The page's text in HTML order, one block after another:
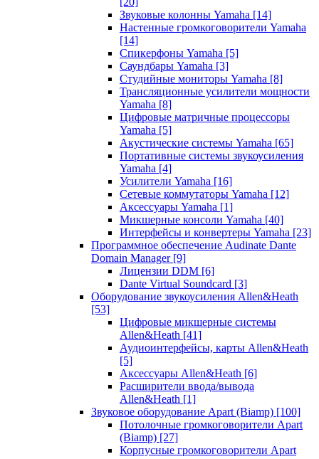
Звуковые колонны Yamaha [14]
Настенные громкоговорители Yamaha
[14]
Спикерфоны Yamaha [5]
Саундбары Yamaha [3]
Студийные мониторы Yamaha [8]
Трансляционные усилители мощности
Yamaha [8]
Цифровые матричные процессоры
Yamaha [5]
Акустические системы Yamaha [65]
Портативные системы звукоусиления
Yamaha [4]
Усилители Yamaha [16]
Сетевые коммутаторы Yamaha [12]
Аксессуары Yamaha [1]
Микшерные консоли Yamaha [40]
Интерфейсы и конвертеры Yamaha [23]
Программное обеспечение Audinate Dante
Domain Manager [9]
Лицензии DDM [6]
Dante Virtual Soundcard [3]
Оборудование звукоусиления Allen&Heath
[53]
Цифровые микшерные системы
Allen&Heath [41]
Аудиоинтерфейсы, карты Allen&Heath
[5]
Аксессуары Allen&Heath [6]
Расширители ввода/вывода
Allen&Heath [1]
Звуковое оборудование Apart (Biamp) [100]
Потолочные громкоговорители Apart
(Biamp) [27]
Корпусные громкоговорители Apart